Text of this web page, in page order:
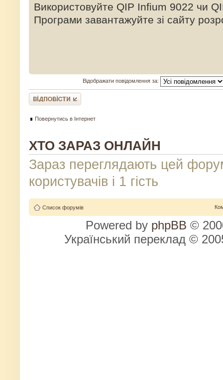
Використовуйте QIP Infium 9022 чи
Програми завантажуйте зі сайту
Відображати повідомлення за:
Відповісти
Повернутись в Інтернет
ХТО ЗАРАЗ ОНЛАЙН
Зараз переглядають цей
користувачів і 1 гість
Список форумів
Powered by phpBB ©
Український переклад ©